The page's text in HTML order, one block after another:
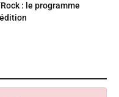
: le programme